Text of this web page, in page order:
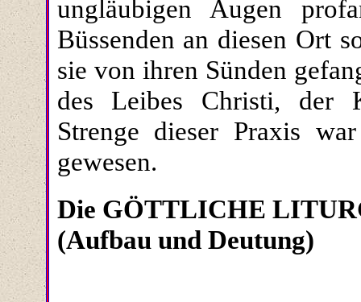
ungläubigen Augen
Büssenden an diesen Ort
sie von ihren Sünden
des Leibes Christi, der
Strenge dieser Praxis
gewesen.
Die GÖTTLICHE
(Aufbau und Deutung)